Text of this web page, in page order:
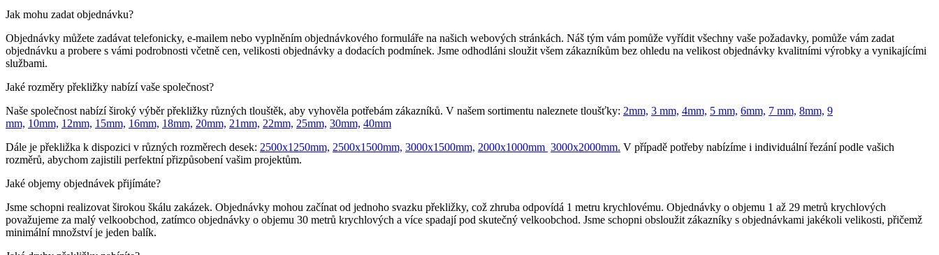
Jak mohu zadat objednávku?
Objednávky můžete zadávat telefonicky, e-mailem nebo vyplněním objednávkového formuláře na našich webových stránkách. Náš tým vám pomůže vyřídit všechny vaše požadavky, pomůže vám zadat
objednávku a probere s vámi podrobnosti včetně cen, velikosti objednávky a dodacích podmínek. Jsme odhodláni sloužit všem zákazníkům bez ohledu na velikost objednávky kvalitními výrobky a vynikajícími
službami.
Jaké rozměry překližky nabízí vaše společnost?
Naše společnost nabízí široký výběr překližky různých tlouštěk, aby vyhověla potřebám zákazníků. V našem sortimentu naleznete tloušťky: 2mm, 3 mm, 4mm, 5 mm, 6mm, 7 mm, 8mm, 9
mm, 10mm, 12mm, 15mm, 16mm, 18mm, 20mm, 21mm, 22mm, 25mm, 30mm, 40mm
Dále je překližka k dispozici v různých rozměrech desek: 2500x1250mm, 2500x1500mm, 3000x1500mm, 2000x1000mm 3000x2000mm. V případě potřeby nabízíme i individuální řezání podle vašich
rozměrů, abychom zajistili perfektní přizpůsobení vašim projektům.
Jaké objemy objednávek přijímáte?
Jsme schopni realizovat širokou škálu zakázek. Objednávky mohou začínat od jednoho svazku překližky, což zhruba odpovídá 1 metru krychlovému. Objednávky o objemu 1 až 29 metrů krychlových
považujeme za malý velkoobchod, zatímco objednávky o objemu 30 metrů krychlových a více spadají pod skutečný velkoobchod. Jsme schopni obsloužit zákazníky s objednávkami jakékoli velikosti, přičemž
minimální množství je jeden balík.